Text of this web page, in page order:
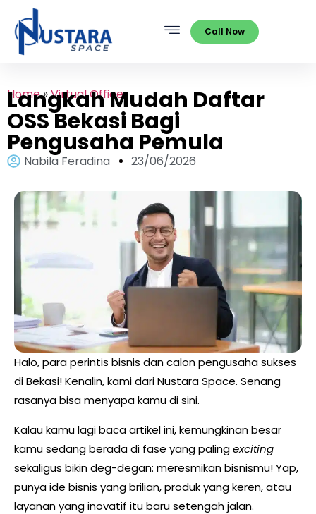
Call Now
Home»Virtual Office
Langkah Mudah Daftar
OSS Bekasi Bagi
Pengusaha Pemula
Nabila Feradina 23/06/2026
Halo, para perintis bisnis dan calon pengusaha sukses
di Bekasi! Kenalin, kami dari Nustara Space. Senang
rasanya bisa menyapa kamu di sini.
Kalau kamu lagi baca artikel ini, kemungkinan besar
kamu sedang berada di fase yang palingexciting
sekaligus bikin deg-degan: meresmikan bisnismu! Yap,
punya ide bisnis yang brilian, produk yang keren, atau
layanan yang inovatif itu baru setengah jalan.